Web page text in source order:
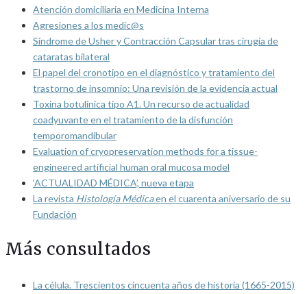
Atención domiciliaria en Medicina Interna
Agresiones a los medic@s
Síndrome de Usher y Contracción Capsular tras cirugía de
cataratas bilateral
El papel del cronotipo en el diagnóstico y tratamiento del
trastorno de insomnio: Una revisión de la evidencia actual
Toxina botulínica tipo A1. Un recurso de actualidad
coadyuvante en el tratamiento de la disfunción
temporomandibular
Evaluation of cryopreservation methods for a tissue-
engineered artificial human oral mucosa model
‘ACTUALIDAD MÉDICA’, nueva etapa
La revista Histología Médicaen el cuarenta aniversario de su
Fundación
Más consultados
La célula. Trescientos cincuenta años de historia (1665-2015)